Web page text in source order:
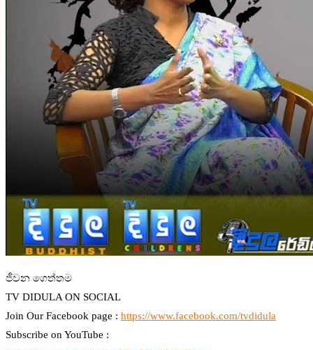
ජීවන ගෙත්තම
TV DIDULA ON SOCIAL
Join Our Facebook page : https://www.facebook.com/tvdidula
Subscribe on YouTube :